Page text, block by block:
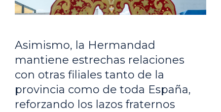
Asimismo, la Hermandad
mantiene estrechas relaciones
con otras filiales tanto de la
provincia como de toda España,
reforzando los lazos fraternos